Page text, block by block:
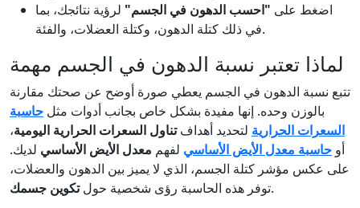
اضغط على "احسب الدهون في الجسم" لرؤية نتائجك، بما
في ذلك كتلة الدهون، وكتلة العضلات، والفئة.
لماذا تعتبر نسبة الدهون في الجسم مهمة
تتبع نسبة الدهون في الجسم يعطي صورة أوضح عن صحتك مقارنة
بالوزن وحده. إنها مفيدة بشكل خاص بجانب أدوات مثل حاسبة
السعرات الحرارية لتحديد أهدافتناول السعرات الحرارية اليومية،
أو حاسبة معدل الأيض الأساسي لفهم معدل الأيض الأساسي لديك.
على عكس مؤشر كتلة الجسم، الذي لا يميز بين الدهون والعضلات،
توفر هذه الحاسبة رؤى شخصية حولتكوين جسمك .